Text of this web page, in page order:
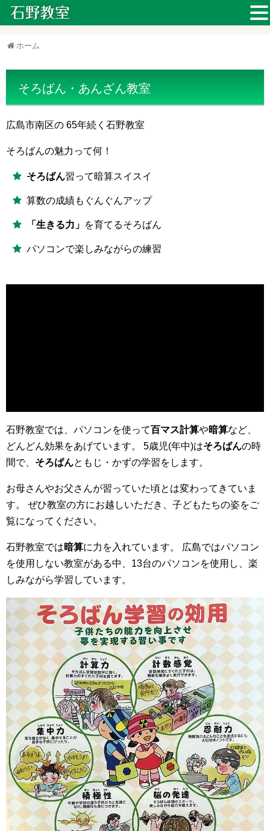
ホーム
そろばん・あんざん教室
広島市南区の 65年続く石野教室
そろばんの魅力って何！
そろばん習って暗算スイスイ
算数の成績もぐんぐんアップ
「生きる力」 を育てるそろばん
パソコンで楽しみながらの練習
石野教室では、パソコンを使って百マス計算や暗算など、
どんどん効果をあげています。
5歳児(年中)はそろばんの時
間で、 そろばんともじ・かずの学習をします。
お母さんやお父さんが習っていた頃とは変わってきていま
す。
ぜひ教室の方にお越しいただき、子どもたちの姿をご
覧になってください。
石野教室では暗算に力を入れています。
広島ではパソコン
を使用しない教室がある中、13台のパソコンを使用し、楽
しみながら学習しています。